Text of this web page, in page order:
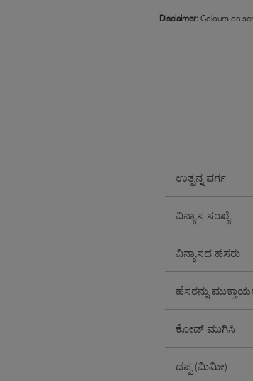
Disclaimer: Colours on
ಉತ್ಪನ್ನ ವರ್ಗ
ವಿನ್ಯಾಸ ಸಂಖ್ಯೆ
ವಿನ್ಯಾಸದ ಹೆಸರು
ಹೆಸರನ್ನು
ಕೋಡ್ ಮುಗಿಸಿ
ದಪ್ಪ (ಮಿಮೀ)